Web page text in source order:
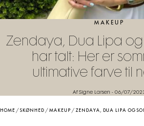
MAKEUP
Zendaya, Dua Lipa og
har talt: Her er
ultimative farve til
Af Signe Larsen - 06/07/
HOME /SKØNHED /MAKEUP /ZENDAYA, DUA LIPA OG SOFIA RICHIE HAR TALT: